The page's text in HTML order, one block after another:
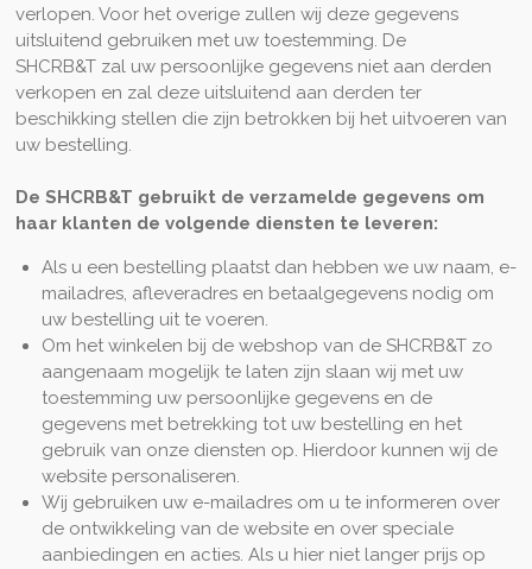
verlopen. Voor het overige zullen wij deze gegevens
uitsluitend gebruiken met uw toestemming. De
SHCRB&T zal uw persoonlijke gegevens niet aan derden
verkopen en zal deze uitsluitend aan derden ter
beschikking stellen die zijn betrokken bij het uitvoeren van
uw bestelling.
De SHCRB&T gebruikt de verzamelde gegevens om
haar klanten de volgende diensten te leveren:
Als u een bestelling plaatst dan hebben we uw naam, e-
mailadres, afleveradres en betaalgegevens nodig om
uw bestelling uit te voeren.
Om het winkelen bij de webshop van de SHCRB&T zo
aangenaam mogelijk te laten zijn slaan wij met uw
toestemming uw persoonlijke gegevens en de
gegevens met betrekking tot uw bestelling en het
gebruik van onze diensten op. Hierdoor kunnen wij de
website personaliseren.
Wij gebruiken uw e-mailadres om u te informeren over
de ontwikkeling van de website en over speciale
aanbiedingen en acties. Als u hier niet langer prijs op